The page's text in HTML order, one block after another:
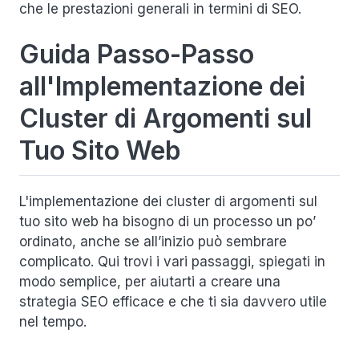
che le prestazioni generali in termini di SEO.
Guida Passo-Passo
all'Implementazione dei
Cluster di Argomenti sul
Tuo Sito Web
L'implementazione dei cluster di argomenti sul
tuo sito web ha bisogno di un processo un po’
ordinato, anche se all’inizio può sembrare
complicato. Qui trovi i vari passaggi, spiegati in
modo semplice, per aiutarti a creare una
strategia SEO efficace e che ti sia davvero utile
nel tempo.